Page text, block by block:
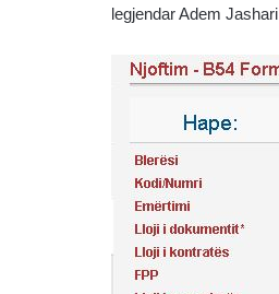
legjendar Adem